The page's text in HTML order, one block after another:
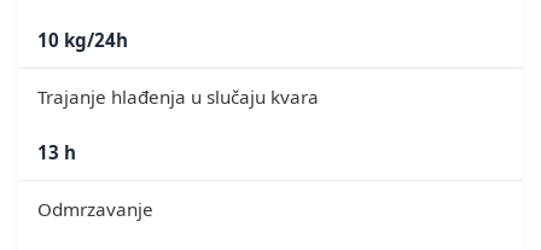
10 kg/24h
Trajanje hlađenja u slučaju kvara
13 h
Odmrzavanje